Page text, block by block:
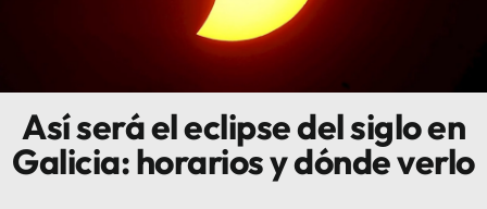
Innova
Así será el eclipse del siglo en
Galicia: horarios y dónde verlo